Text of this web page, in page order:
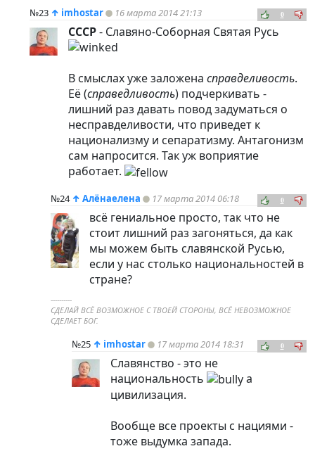
№23 ↑ imhostar 16 марта 2014 21:13 0
СССР- Славяно-Соборная Святая Русь
В смыслах уже заложена справделивость.
Её (справедливость) подчеркивать -
лишний раз давать повод задуматься о
несправделивости, что приведет к
национализму и сепаратизму. Антагонизм
сам напросится. Так уж воприятие
работает.
№24 ↑ Алёнаелена 17 марта 2014 06:18 0
всё гениальное просто, так что не
стоит лишний раз загоняться, да как
мы можем быть славянской Русью,
если у нас столько национальностей в
стране?
----------
СДЕЛАЙ ВСЁ ВОЗМОЖНОЕ С ТВОЕЙ СТОРОНЫ, ВСЁ НЕВОЗМОЖНОЕ
СДЕЛАЕТ БОГ.
№25 ↑ imhostar 17 марта 2014 18:31 0
Славянство - это не
национальность
а
цивилизация.
Вообще все проекты с нациями -
тоже выдумка запада.